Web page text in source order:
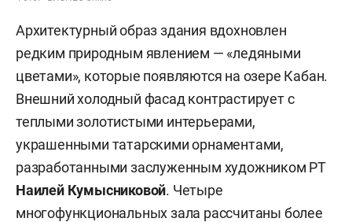
Архитектурный образ здания вдохновлен
редким природным явлением — «ледяными
цветами», которые появляются на озере Кабан.
Внешний холодный фасад контрастирует с
теплыми золотистыми интерьерами,
украшенными татарскими орнаментами,
разработанными заслуженным художником РТ
Наилей Кумысниковой. Четыре
многофункциональных зала рассчитаны более